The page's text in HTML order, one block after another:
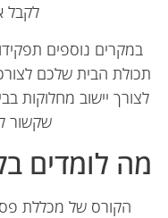
לקבל את
במקרים נוספים תפקידו
הבית שלכם לצורכי
יישוב מחלוקות
שקשור
לומדים
הקורס של מכללת